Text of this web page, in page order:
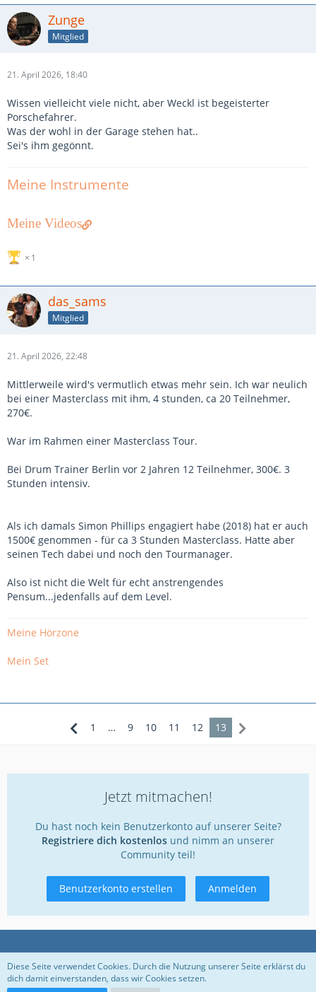
Zunge
Mitglied
21. April 2026, 18:40
Wissen vielleicht viele nicht, aber Weckl ist begeisterter
Porschefahrer.
Was der wohl in der Garage stehen hat..
Sei's ihm gegönnt.
Meine Instrumente
Meine Videos
1
das_sams
Mitglied
21. April 2026, 22:48
Mittlerweile wird's vermutlich etwas mehr sein. Ich war neulich
bei einer Masterclass mit ihm, 4 stunden, ca 20 Teilnehmer,
270€.
War im Rahmen einer Masterclass Tour.
Bei Drum Trainer Berlin vor 2 Jahren 12 Teilnehmer, 300€. 3
Stunden intensiv.
Als ich damals Simon Phillips engagiert habe (2018) hat er auch
1500€ genommen - für ca 3 Stunden Masterclass. Hatte aber
seinen Tech dabei und noch den Tourmanager.
Also ist nicht die Welt für echt anstrengendes
Pensum...jedenfalls auf dem Level.
Meine Hörzone
Mein Set
1 … 9 10 11 12 13
Jetzt mitmachen!
Du hast noch kein Benutzerkonto auf unserer Seite?
Registriere dich kostenlos und nimm an unserer
Community teil!
Benutzerkonto erstellen Anmelden
Datenschutzerklärung Kontakt Impressum
Nutzungsbedingungen
Diese Seite verwendet Cookies. Durch die Nutzung unserer Seite erklärst du
dich damit einverstanden, dass wir Cookies setzen.